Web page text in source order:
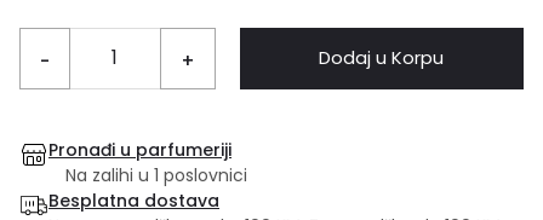
- + Dodaj u Korpu
Pronađi u parfumeriji
Na zalihi u 1 poslovnici
Besplatna dostava